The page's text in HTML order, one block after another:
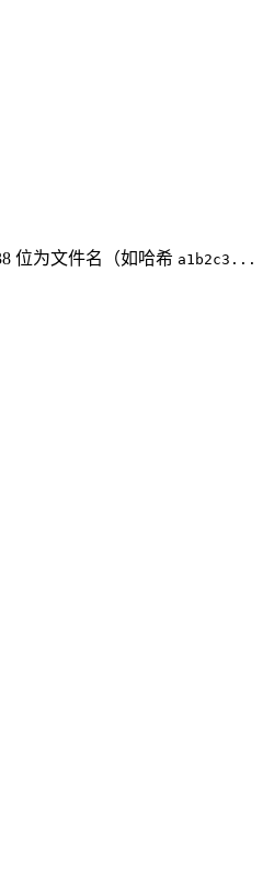
位为文件名（如哈希 a1b2c3...